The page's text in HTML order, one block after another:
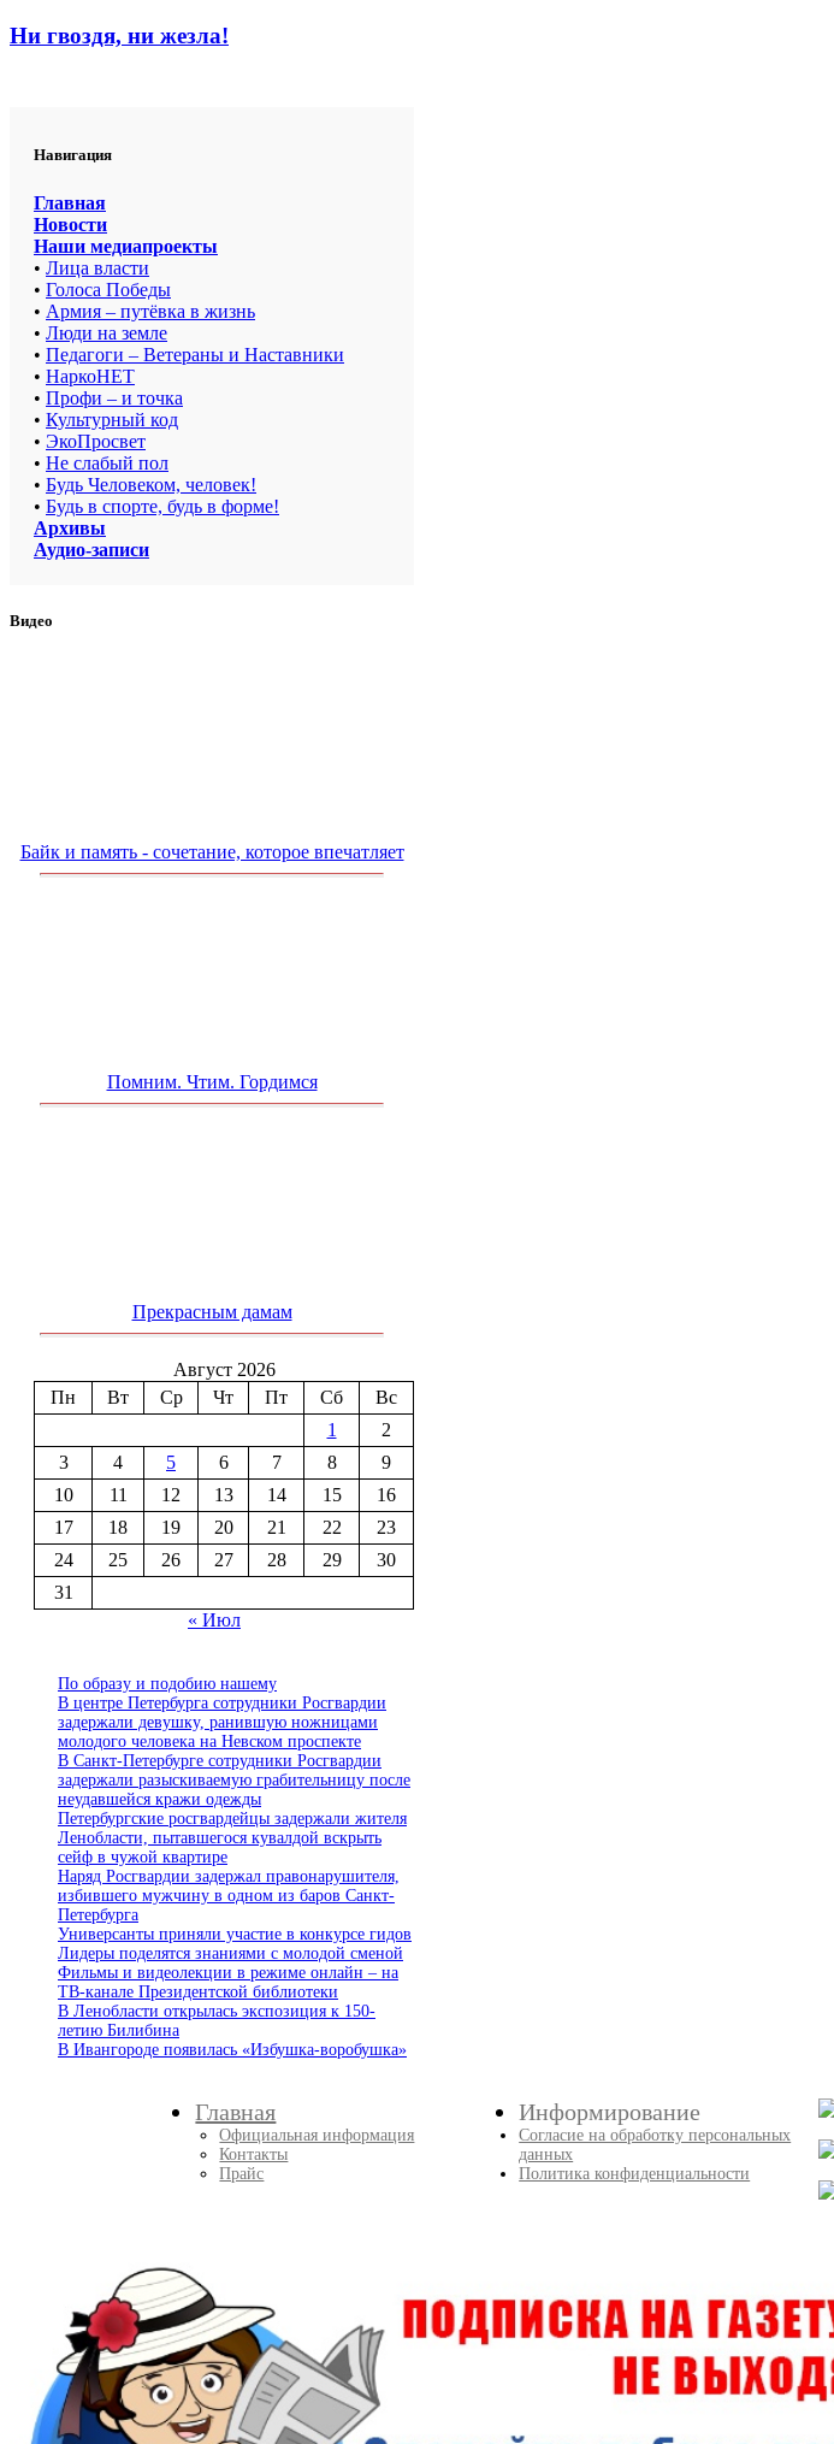
Ни гвоздя, ни жезла!
Навигация
Главная
Новости
Наши медиапроекты
• Лица власти
• Голоса Победы
• Армия – путёвка в жизнь
• Люди на земле
• Педагоги – Ветераны и Наставники
• НаркоНЕТ
• Профи – и точка
• Культурный код
• ЭкоПросвет
• Не слабый пол
• Будь Человеком, человек!
• Будь в спорте, будь в форме!
Архивы
Аудио-записи
Видео
Байк и память - сочетание, которое впечатляет
Помним. Чтим. Гордимся
Прекрасным дамам
Август 2026
Пн
Вт Ср Чт Пт Сб
Вс
1
2
3
4 5 6 7 8
9
10
11 12 13 14 15
16
17
18 19 20 21 22
23
24
25 26 27 28 29
30
31
« Июл
По образу и подобию нашему
В центре Петербурга сотрудники Росгвардии
задержали девушку, ранившую ножницами
молодого человека на Невском проспекте
В Санкт-Петербурге сотрудники Росгвардии
задержали разыскиваемую грабительницу после
неудавшейся кражи одежды
Петербургские росгвардейцы задержали жителя
Ленобласти, пытавшегося кувалдой вскрыть
сейф в чужой квартире
Наряд Росгвардии задержал правонарушителя,
избившего мужчину в одном из баров Санкт-
Петербурга
Универсанты приняли участие в конкурсе гидов
Лидеры поделятся знаниями с молодой сменой
Фильмы и видеолекции в режиме онлайн – на
ТВ-канале Президентской библиотеки
В Ленобласти открылась экспозиция к 150-
летию Билибина
В Ивангороде появилась «Избушка-воробушка»
Главная
Официальная информация
Контакты
Прайс
Информирование
Согласие на обработку персональных
данных
Политика конфиденциальности